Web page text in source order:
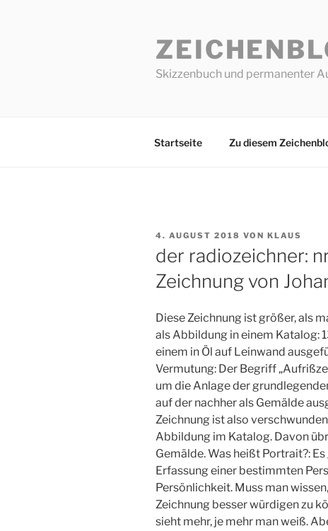
Skizzenbuch und permanenter
Startseite Zu diesem
VERÖFFENTLICHT
AM
4. AUGUST 2018 VON KLAUS
der radiozeichner:
Zeichnung von
Diese Zeichnung ist größer, als
als Abbildung in einem Katalog:
einem in Öl auf Leinwand
Vermutung: Der Begriff
um die Anlage der
auf der nachher als Gemälde
Zeichnung ist also
Abbildung im Katalog. Davon
Gemälde. Was heißt Portrait?:
Erfassung einer bestimmten
Persönlichkeit. Muss man
Zeichnung besser würdigen zu
sieht mehr, je mehr man weiß.